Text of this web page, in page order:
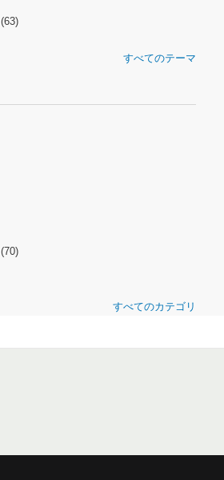
(63)
すべてのテーマ
(70)
すべてのカテゴリ